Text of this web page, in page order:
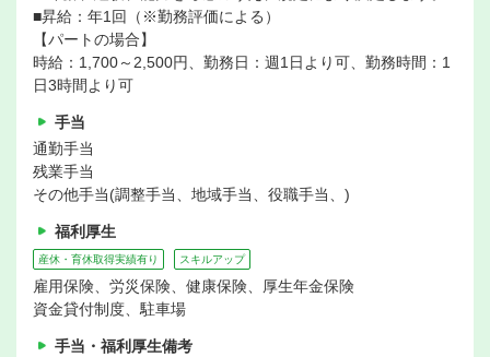
■昇給：年1回（※勤務評価による）
【パートの場合】
時給：1,700～2,500円、勤務日：週1日より可、勤務時間：1
日3時間より可
手当
通勤手当
残業手当
その他手当(調整手当、地域手当、役職手当、)
福利厚生
産休・育休取得実績有り スキルアップ
雇用保険、労災保険、健康保険、厚生年金保険
資金貸付制度、駐車場
手当・福利厚生備考